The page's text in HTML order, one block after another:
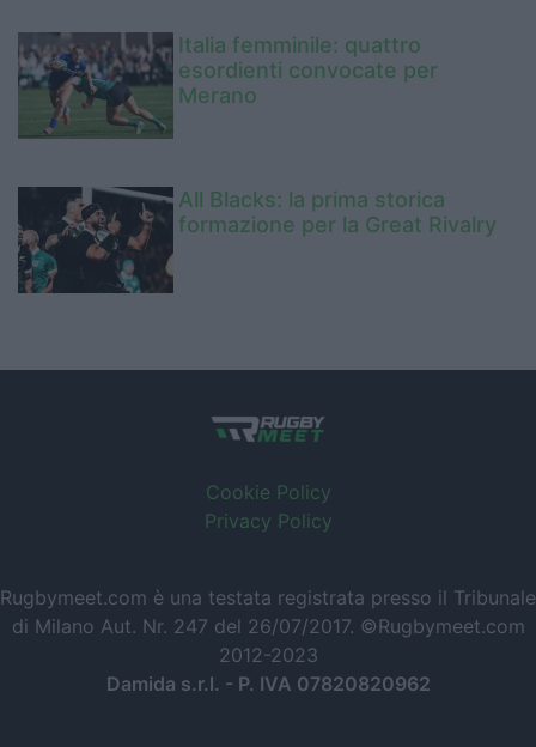
Italia femminile: quattro
esordienti convocate per
Merano
All Blacks: la prima storica
formazione per la Great Rivalry
Cookie Policy
Privacy Policy
Rugbymeet.com è una testata registrata presso il Tribunale
di Milano Aut. Nr. 247 del 26/07/2017. ©Rugbymeet.com
2012-2023
Damida s.r.l. - P. IVA 07820820962